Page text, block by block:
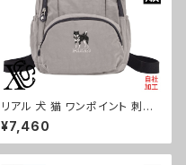
リアル 犬 猫 ワンポイント 刺繍
撥水 リュック レディース 大容量
8ポケット ナイロン 軽量 軽い
おしゃれ 雑貨 グッズ 自社ブラン
¥7,460